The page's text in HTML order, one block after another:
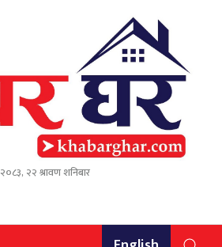
२०८३, २२ श्रावण शनिबार